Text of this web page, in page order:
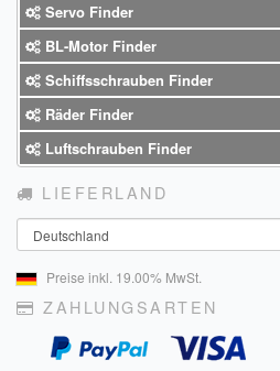
Servo Finder
BL-Motor Finder
Schiffsschrauben Finder
Räder Finder
Luftschrauben Finder
LIEFERLAND
Land
Preise inkl. 19.00% MwSt.
ZAHLUNGSARTEN